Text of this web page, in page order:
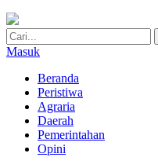
Masuk
Beranda
Peristiwa
Agraria
Daerah
Pemerintahan
Opini